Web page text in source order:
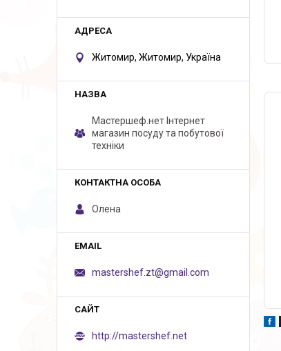
Житомир, Житомир, Україна
Мастершеф.нет Iнтернет
магазин посуду та побутової
техніки
Олена
mastershef.zt@gmail.com
http://mastershef.net